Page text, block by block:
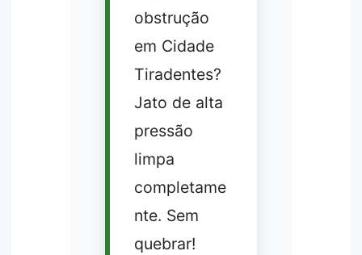
obstrução
em Cidade
Tiradentes?
Jato de alta
pressão
limpa
completame
nte. Sem
quebrar!